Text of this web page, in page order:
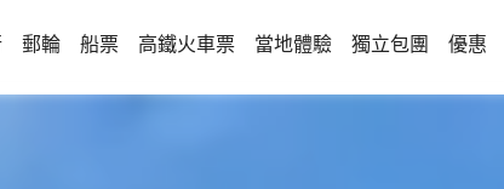
郵輪 船票 高鐵火車票 當地體驗 獨立包團 優惠